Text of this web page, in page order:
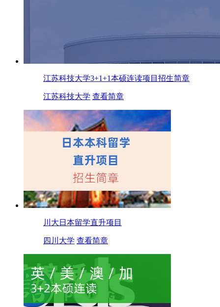
江苏科技大学3+1+1本硕连读项目招生简章
江苏科技大学 查看简章
川大日本留学直升项目
四川大学 查看简章